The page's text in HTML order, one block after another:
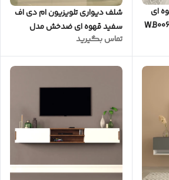
ای
شلف دیواری تلویزیون ام دی اف
سفید قهوه ای ضدخش مدل
W.B004
تماس بگیرید